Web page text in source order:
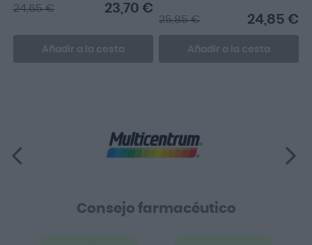
23,70 €
24,65 €
Añadir a la cesta
24,85 €
25,85 €
Añadir a la cesta
Consejo farmacéutico